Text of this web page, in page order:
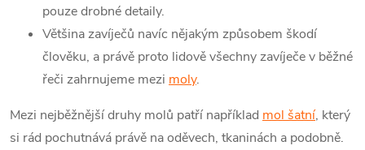
pouze drobné detaily.
Většina zavíječů navíc nějakým způsobem škodí
člověku, a právě proto lidově všechny zavíječe v běžné
řeči zahrnujeme mezi moly.
Mezi nejběžnější druhy molů patří například mol šatní, který
si rád pochutnává právě na oděvech, tkaninách a podobně.